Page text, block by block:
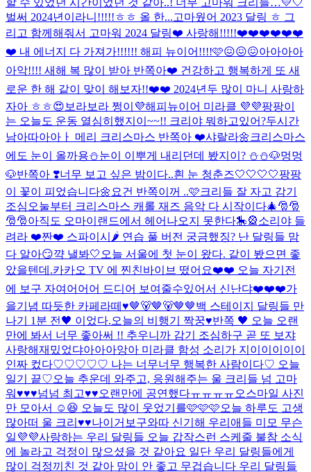
벌써 2024년이라니!!!!!ㅎㅎ 올 한...고마웠어 2023 달링 ㅎ 그
리고 함께해줘서 고마워 2024 달링❤️ 사랑해!!!!!❤️❤️❤️❤️❤️❤️
❤️ 내 에너지 다 가져가!!!!!! 해피 뉴이어!!!!🩷😖😖😖아아아아
아악!!!! 새해 복 많이 받아 반쪽아❤️ 건강하고 행복하게 또 새
로운 한 해 같이 맞이 해보자!!❤️❤️ 2024년두 많이 마니 사랑하
자아 ㅎㅎ😍 보라보라 쩡이💜해피뉴이어 미라클 💜💜팡팡이
는 오늘도 운동 열심히했지이~~!! 크리야 뭐하고있어?두시간
남아따아아ㅏ 메리 크리스마스 반쪽아 ❤️샤랄라🌼 크리스마스
에도 눈이 올까용⛄️눈이 이뿌게 내리던데 봤지이? ⛄️⛄️🐶멍멍
🐶반쪽아 ❣️너무 보고 싶은 밤이다..흰 눈 청춘즈🤍🤍🤍🤍팡팡
이 꽃이 피었습니다🌼 요건 반쪽이꺼 ..🩷크리들 잘 자고 감기
조심 오눌부터 크리스마스 캐롤 재즈 음악 다 시작이다🎄🎅🎅
🎅🎅아직도 오마이랜드에서 헤어나오지 못한다🎠🎡소리야 들
려라 ❤️짠❤️ 스파이시🌶️ 연습 풀 버전 궁금했징? 난 달링들 맘
다 알아😏꺅 낼봐🤍 오늘 서울에 첫 눈이 왔다. 같이 봤으면 좋
았을텐데.카카오 TV 에 찐친바이브 떴어요❤️❤️ 오늘 자기전
에 보구 자여어어어 드디어 보여줄수있어서 신난댜❤️❤️❤️가
을기념 따듯한 카페라떼♥🤎🐻🤎🐻🤎🤎백 스테이지 달링들 만
나기 1분 전🖤 이었다.오늘의 비행기 짝꿍♥반쪽 🖤 오늘 오랜
만에 봐서 너무 좋아써 !! 추우니까 감기 조심하구 곧 또 보쟈
사랑해재밌었댜아아아앙아 미라클 함성 소리가 지이이이이이
인짜 컸다♡♡♡♡♡ 나는 너무너무 행복한 사람이다♡ 오늘
일기 끝♡오늘 추운데 와주고, 응원해주는 울 크리들 넘 고마
워♥♥♥넘넘 최고♥♥오랜만에 공연했다ㅠㅠㅠㅠ오스마일 사진
만 모아서 ☺️😆 오늘도 많이 웃었기를🩷🩷🩷오늘 하루도 고생
많아떠 울 크리♥♥나이거보구와따 신기해 우리애들 미모 무슨
일💜💜사랑하는 우리 달링들 오늘 갑작스런 스케줄 불참 소식
에 놀라고 걱정이 많으셨을 것 같아요 일단 우리 달링들에게
많이 걱정끼친 것 같아 맘이 안 좋고 무겁습니다 우리 달링들